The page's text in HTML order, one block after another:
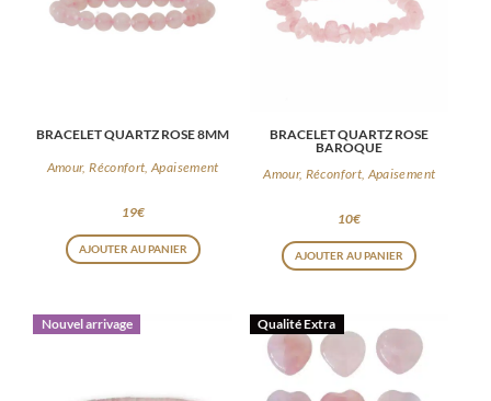
BRACELET QUARTZ ROSE 8MM
Amour, Réconfort, Apaisement
19€
AJOUTER AU PANIER
BRACELET QUARTZ ROSE
BAROQUE
Amour, Réconfort, Apaisement
10€
AJOUTER AU PANIER
Nouvel arrivage Qualité Extra